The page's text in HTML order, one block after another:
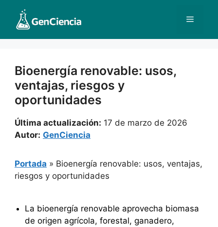
contenido
Menú
Bioenergía renovable: usos,
ventajas, riesgos y
oportunidades
Última actualización: 17 de marzo de 2026
Autor: GenCiencia
Portada » Bioenergía renovable: usos, ventajas,
riesgos y oportunidades
La bioenergía renovable aprovecha biomasa
de origen agrícola, forestal, ganadero,